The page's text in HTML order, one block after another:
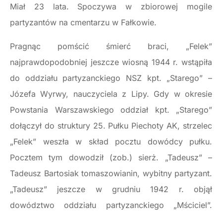
Miał 23 lata. Spoczywa w zbiorowej mogile
partyzantów na cmentarzu w Fałkowie.
Pragnąc pomścić śmierć braci, „Felek”
najprawdopodobniej jeszcze wiosną 1944 r. wstąpiła
do oddziału partyzanckiego NSZ kpt. „Starego” –
Józefa Wyrwy, nauczyciela z Lipy. Gdy w okresie
Powstania Warszawskiego oddział kpt. „Starego”
dołączył do struktury 25. Pułku Piechoty AK, strzelec
„Felek” weszła w skład pocztu dowódcy pułku.
Pocztem tym dowodził (zob.) sierż. „Tadeusz” –
Tadeusz Bartosiak tomaszowianin, wybitny partyzant.
„Tadeusz” jeszcze w grudniu 1942 r. objął
dowództwo oddziału partyzanckiego „Mściciel”.